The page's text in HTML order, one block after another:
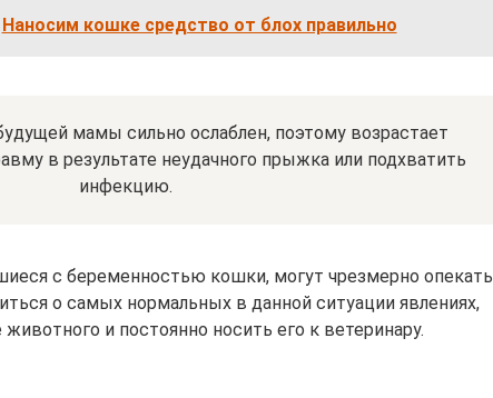
Наносим кошке средство от блох правильно
мамы сильно ослаблен, поэтому возрастает
в результате неудачного прыжка или подхватить
инфекцию.
с беременностью кошки, могут чрезмерно опекать
о самых нормальных в данной ситуации явлениях,
и постоянно носить его к ветеринару.